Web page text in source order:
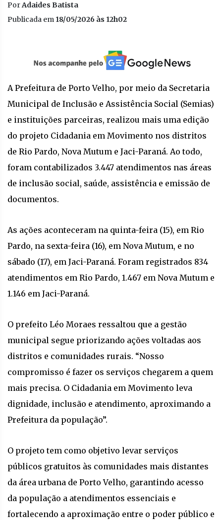
PorAdaides Batista
Publicada em 18/05/2026 às 12h02
A Prefeitura de Porto Velho, por meio da Secretaria
Municipal de Inclusão e Assistência Social (Semias)
e instituições parceiras, realizou mais uma edição
do projeto Cidadania em Movimento nos distritos
de Rio Pardo, Nova Mutum e Jaci-Paraná. Ao todo,
foram contabilizados 3.447 atendimentos nas áreas
de inclusão social, saúde, assistência e emissão de
documentos.
As ações aconteceram na quinta-feira (15), em Rio
Pardo, na sexta-feira (16), em Nova Mutum, e no
sábado (17), em Jaci-Paraná. Foram registrados 834
atendimentos em Rio Pardo, 1.467 em Nova Mutum e
1.146 em Jaci-Paraná.
O prefeito Léo Moraes ressaltou que a gestão
municipal segue priorizando ações voltadas aos
distritos e comunidades rurais. “Nosso
compromisso é fazer os serviços chegarem a quem
mais precisa. O Cidadania em Movimento leva
dignidade, inclusão e atendimento, aproximando a
Prefeitura da população”.
O projeto tem como objetivo levar serviços
públicos gratuitos às comunidades mais distantes
da área urbana de Porto Velho, garantindo acesso
da população a atendimentos essenciais e
fortalecendo a aproximação entre o poder público e